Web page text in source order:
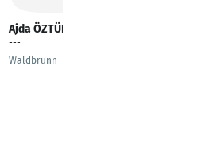
Ajda ÖZTÜRK
---
Waldbrunn